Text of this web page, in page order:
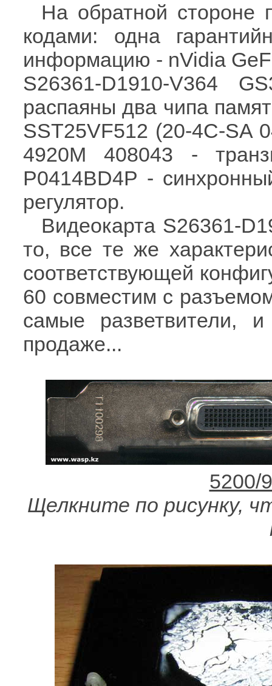
На обратной стороне
кодами: одна
информацию - nVidia
S26361-D1910-V364
распаяны два чипа
SST25VF512 (20-4C-SA
4920M 408043 -
P0414BD4P -
регулятор.
Видеокарта S26361-
то, все те же
соответствующей
60 совместим с
самые разветвители,
продаже...
Щелкните по рисунку,